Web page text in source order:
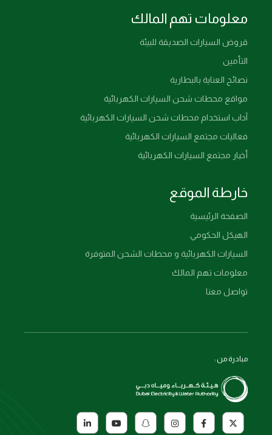
معلومات تهم المالك
قروض السيارات الصديقة للبيئة
التأمين
نصائح العناية بالبطارية
مواقع محطات شحن السيارات الكهربائية
آداب استخدام محطات شحن السيارات الكهربائية
فعاليات مجتمع السيارات الكهربائية
أخبار مجتمع السيارات الكهربائية
خارطة الموقع
الصفحة الرئيسية
الهيكل الحكومي
السيارات الكهربائية و محطات الشحن المتوفرة
معلومات تهم المالك
تواصل معنا
مبادرة من :